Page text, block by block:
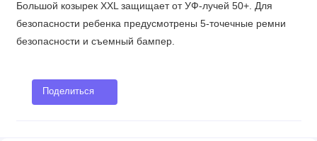
Большой козырек XXL защищает от УФ-лучей 50+. Для
безопасности ребенка предусмотрены 5-точечные ремни
безопасности и съемный бампер.
Поделиться